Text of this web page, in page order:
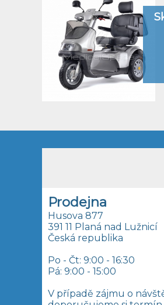
Prodejna
Husova 877
391 11 Planá nad Lužnicí
Česká republika
Po - Čt: 9:00 - 16:30
Pá: 9:00 - 15:00
V případě zájmu o